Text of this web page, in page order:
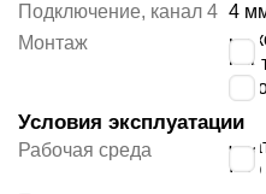
Подключение, канал 4 4
Монтаж
на
Условия эксплуатации
Рабочая среда
ISO